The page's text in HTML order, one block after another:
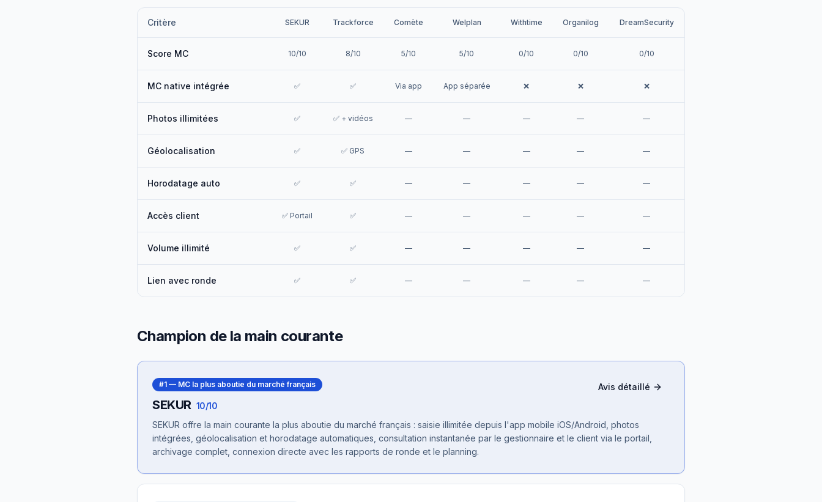
Critère SEKUR Trackforce Comète Welplan Withtime Organilog DreamSecurity
Score MC 10/10 8/10 5/10 5/10 0/10 0/10 0/10
MC native intégrée ✅ ✅ Via app App séparée ❌ ❌ ❌
Photos illimitées ✅ ✅ + vidéos — — — — —
Géolocalisation ✅ ✅ GPS — — — — —
Horodatage auto ✅ ✅ — — — — —
Accès client ✅ Portail ✅ — — — — —
Volume illimité ✅ ✅ — — — — —
Lien avec ronde ✅ ✅ — — — — —
Champion de la main courante
#1 — MC la plus aboutie du marché français
SEKUR 10/10
Avis détaillé
SEKUR offre la main courante la plus aboutie du marché français : saisie illimitée depuis l'app mobile iOS/Android, photos
intégrées, géolocalisation et horodatage automatiques, consultation instantanée par le gestionnaire et le client via le portail,
archivage complet, connexion directe avec les rapports de ronde et le planning.